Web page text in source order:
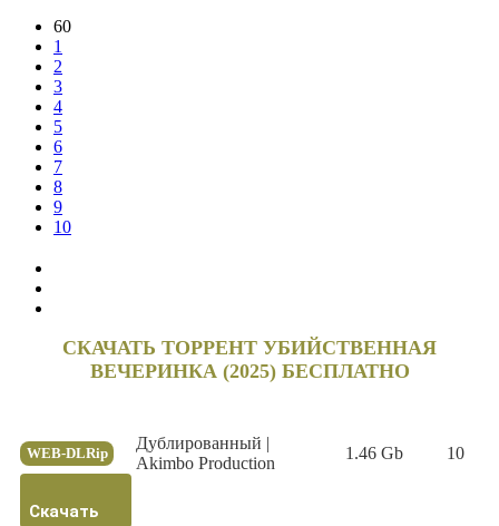
60
1
2
3
4
5
6
7
8
9
10
СКАЧАТЬ ТОРРЕНТ УБИЙСТВЕННАЯ
ВЕЧЕРИНКА (2025) БЕСПЛАТНО
WEB-DLRip
Дублированный |
Akimbo Production
1.46 Gb 10
Скачать